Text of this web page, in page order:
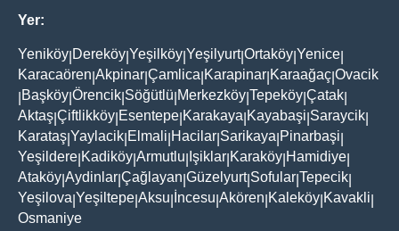
Yer:
Yeniköy Dereköy Yeşilköy Yeşilyurt|Ortaköy Yenice
Karacaören Akpinar Çamlica Karapinar Karaağaç Ovacik
Başköy Örencik Söğütlü Merkezköy Tepeköy Çatak
Aktaş Çiftlikköy Esentepe Karakaya Kayabaşi Saraycik
Karataş Yaylacik Elmali Hacilar Sarikaya Pinarbaşi
Yeşildere Kadiköy Armutlu Işiklar Karaköy Hamidiye
Ataköy Aydinlar Çağlayan Güzelyurt| Sofular Tepecik
Yeşilova Yeşiltepe Aksu İncesu Akören Kaleköy Kavakli
Osmaniye